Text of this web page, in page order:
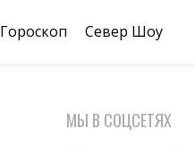
Гороскоп Север Шоу
МЫ В СОЦСЕТЯХ